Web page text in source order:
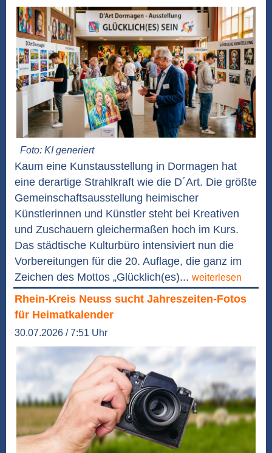
Foto: KI generiert
Kaum eine Kunstausstellung in Dormagen hat
eine derartige Strahlkraft wie die D´Art. Die größte
Gemeinschaftsausstellung heimischer
Künstlerinnen und Künstler steht bei Kreativen
und Zuschauern gleichermaßen hoch im Kurs.
Das städtische Kulturbüro intensiviert nun die
Vorbereitungen für die 20. Auflage, die ganz im
Zeichen des Mottos „Glücklich(es)... weiterlesen
Rhein-Kreis Neuss sucht Jahreszeiten-Fotos
für Heimatkalender
30.07.2026 / 7:51 Uhr